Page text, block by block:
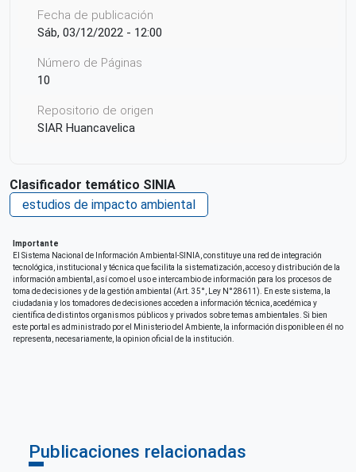
Fecha de publicación
Sáb, 03/12/2022 - 12:00
Número de Páginas
10
Repositorio de origen
SIAR Huancavelica
Clasificador temático SINIA
estudios de impacto ambiental
Importante
El Sistema Nacional de Información Ambiental-SINIA, constituye una red de integración
tecnológica, institucional y técnica que facilita la sistematización, acceso y distribución de la
información ambiental, así como el uso e intercambio de información para los procesos de
toma de decisiones y de la gestión ambiental (Art. 35°, Ley N°28611). En este sistema, la
ciudadania y los tomadores de decisiones acceden a información técnica, acedémica y
científica de distintos organismos públicos y privados sobre temas ambientales. Si bien
este portal es administrado por el Ministerio del Ambiente, la información disponible en él no
representa, necesariamente, la opinion oficial de la institución.
Publicaciones relacionadas